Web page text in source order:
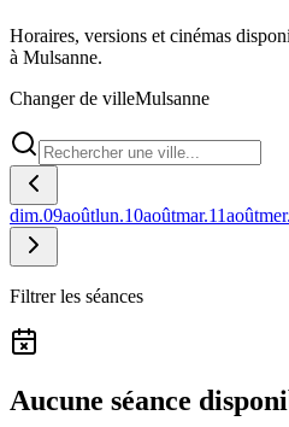
Horaires, versions et cinémas
à Mulsanne.
Changer de villeMulsanne
dim.09aoûtlun.10aoûtmar.11aoûtmer.
Filtrer les séances
Aucune séance